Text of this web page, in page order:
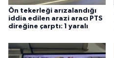
Ön tekerleği arızalandığı
iddia edilen arazi aracı PTS
direğine çarptı: 1 yaralı